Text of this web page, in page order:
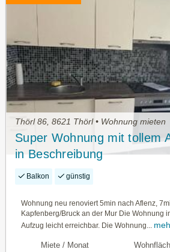
Thörl 86, 8621 Thörl • Wohnung mieten
Super Wohnung mit tollem
in Beschreibung
Balkon günstig
Wohnung neu renoviert 5min nach Aflenz,
Kapfenberg/Bruck an der Mur Die Wohnung
Aufzug leicht erreichbar. Die Wohnung...
Miete / Monat